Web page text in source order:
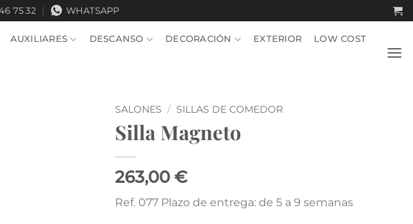
75 32 WHATSAPP
AUXILIARES DESCANSO DECORACIÓN EXTERIOR LOW COST
SALONES / SILLAS DE COMEDOR
Silla Magneto
263,00 €
Ref. 077 Plazo de entrega: de 5 a 9 semanas